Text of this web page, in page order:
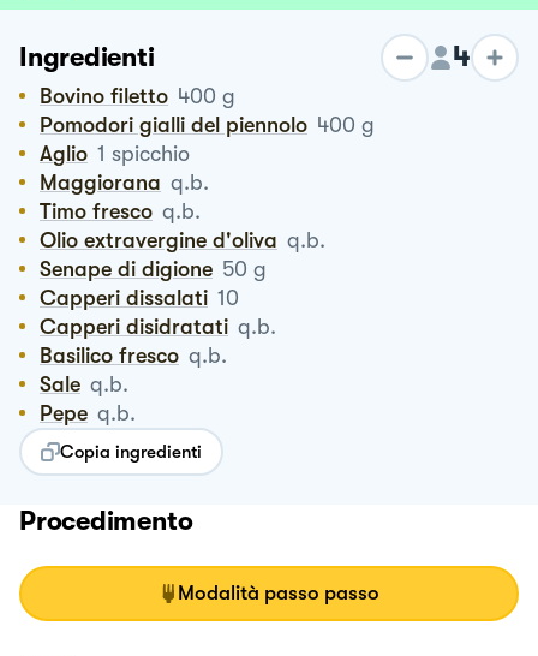
Ingredienti 4
Bovino filetto 400 g
Pomodori gialli del piennolo 400 g
Aglio 1 spicchio
Maggiorana q.b.
Timo fresco q.b.
Olio extravergine d'oliva q.b.
Senape di digione 50 g
Capperi dissalati 10
Capperi disidratati q.b.
Basilico fresco q.b.
Sale q.b.
Pepe q.b.
Copia ingredienti
Procedimento
Modalità passo passo